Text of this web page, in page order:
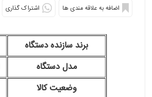
اشتراک گذاری
برند سازنده دستگاه
مدل دستگاه
وضعیت کالا